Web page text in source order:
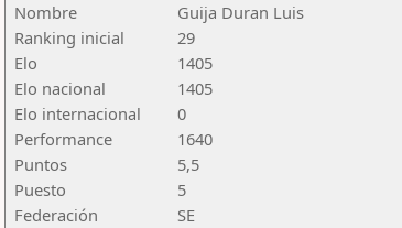
Nombre
Guija Duran Luis
Ranking inicial
29
Elo
1405
Elo nacional
1405
Elo internacional
0
Performance
1640
Puntos
5,5
Puesto
5
Federación
SE